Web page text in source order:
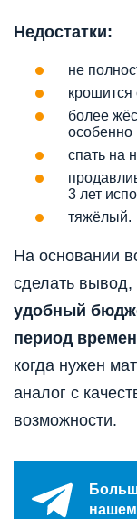
Недостатки:
не
более
особенно
спать на
3 лет
тяжёлый.
На основании
сделать вывод,
удобный
период
когда нужен
аналог с
возможности.
нашем